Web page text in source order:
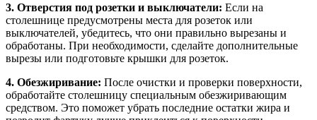
3. Отверстия под розетки и выключатели: Если на
столешнице предусмотрены места для розеток или
выключателей, убедитесь, что они правильно вырезаны и
обработаны. При необходимости, сделайте дополнительные
вырезы или подготовьте крышки для розеток.
4. Обезжиривание: После очистки и проверки поверхности,
обработайте столешницу специальным обезжиривающим
средством. Это поможет убрать последние остатки жира и